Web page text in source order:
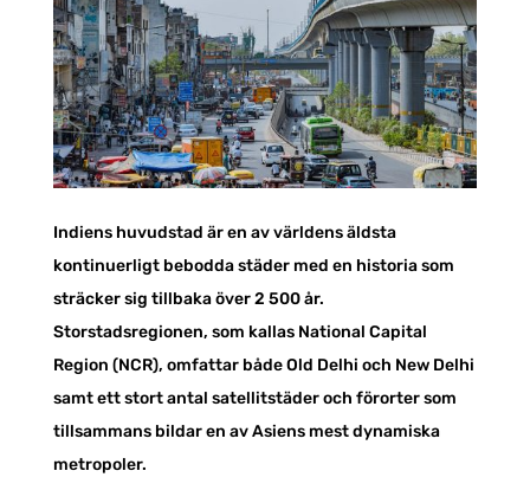
Indiens huvudstad är en av världens äldsta
kontinuerligt bebodda städer med en historia som
sträcker sig tillbaka över 2 500 år.
Storstadsregionen, som kallas National Capital
Region (NCR), omfattar både Old Delhi och New Delhi
samt ett stort antal satellitstäder och förorter som
tillsammans bildar en av Asiens mest dynamiska
metropoler.